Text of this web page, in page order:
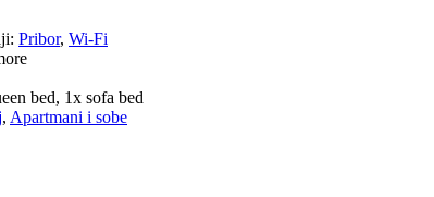
Pribor, Wi-Fi
bed, 1x sofa bed
, Apartmani i sobe